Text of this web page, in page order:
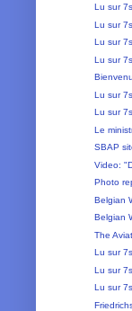
Lu sur
Lu sur
Lu sur
Lu sur
Lu sur
Lu sur
Le
SBAP
Video:
Photo
Belgian
Belgian
The
Lu sur
Lu sur
Lu sur